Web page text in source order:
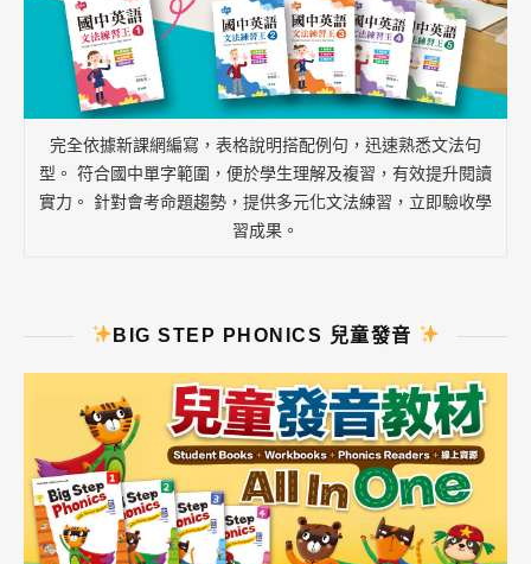
完全依據新課網編寫，表格說明搭配例句，迅速熟悉文法句
型。 符合國中單字範圍，便於學生理解及複習，有效提升閱讀
實力。 針對會考命題趨勢，提供多元化文法練習，立即驗收學
習成果。
BIG STEP PHONICS 兒童發音